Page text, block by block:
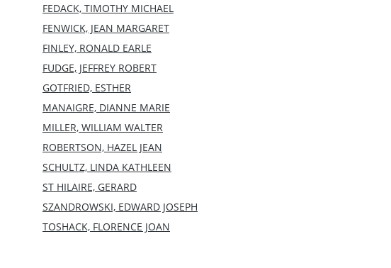
FEDACK, TIMOTHY MICHAEL
FENWICK, JEAN MARGARET
FINLEY, RONALD EARLE
FUDGE, JEFFREY ROBERT
GOTFRIED, ESTHER
MANAIGRE, DIANNE MARIE
MILLER, WILLIAM WALTER
ROBERTSON, HAZEL JEAN
SCHULTZ, LINDA KATHLEEN
ST HILAIRE, GERARD
SZANDROWSKI, EDWARD JOSEPH
TOSHACK, FLORENCE JOAN